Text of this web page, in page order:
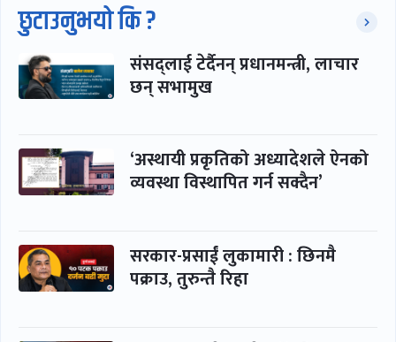
छुटाउनुभयो कि ?
संसद्लाई टेर्दैनन् प्रधानमन्त्री, लाचार
छन् सभामुख
‘अस्थायी प्रकृतिको अध्यादेशले ऐनको
व्यवस्था विस्थापित गर्न सक्दैन’
सरकार-प्रसाईं लुकामारी : छिनमै
पक्राउ, तुरुन्तै रिहा